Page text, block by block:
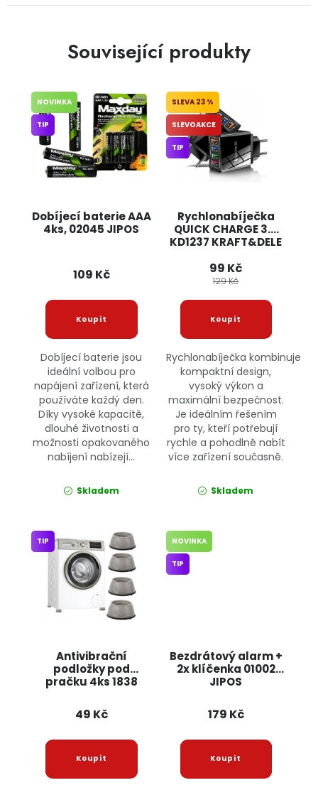
Související produkty
Dobíjecí baterie AAA
4ks, 02045 JIPOS
NOVINKA
TIP
109 Kč
Dobíjecí baterie jsou
ideální volbou pro
napájení zařízení, která
používáte každý den.
Díky vysoké kapacitě,
dlouhé životnosti a
možnosti opakovaného
nabíjení nabízejí...
Skladem
Rychlonabíječka
QUICK CHARGE 3.0
KD1237 KRAFT&DELE
23 %
SLEVOAKCE
TIP
99 Kč
129 Kč
Rychlonabíječka kombinuje
kompaktní design,
vysoký výkon a
maximální bezpečnost.
Je ideálním řešením
pro ty, kteří potřebují
rychle a pohodlně nabít
více zařízení současně.
Skladem
Antivibrační
podložky pod
pračku 4ks 1838
TIP
49 Kč
Bezdrátový alarm +
2x klíčenka 01002
JIPOS
NOVINKA
TIP
179 Kč